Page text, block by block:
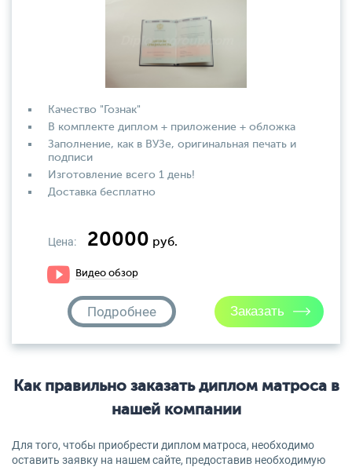
Качество "Гознак"
В комплекте диплом + приложение + обложка
Заполнение, как в ВУЗе, оригинальная печать и
подписи
Изготовление всего 1 день!
Доставка бесплатно
Цена: 20000 руб.
Видео обзор
Подробнее
Как правильно заказать диплом матроса в
нашей компании
Для того, чтобы приобрести диплом матроса, необходимо
оставить заявку на нашем сайте, предоставив необходимую